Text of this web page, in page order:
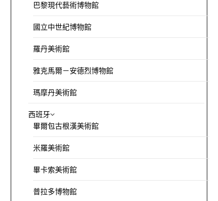
巴黎現代藝術博物館
國立中世紀博物館
羅丹美術館
雅克馬爾－安德烈博物館
瑪摩丹美術館
西班牙
畢爾包古根漢美術館
米羅美術館
畢卡索美術館
普拉多博物館